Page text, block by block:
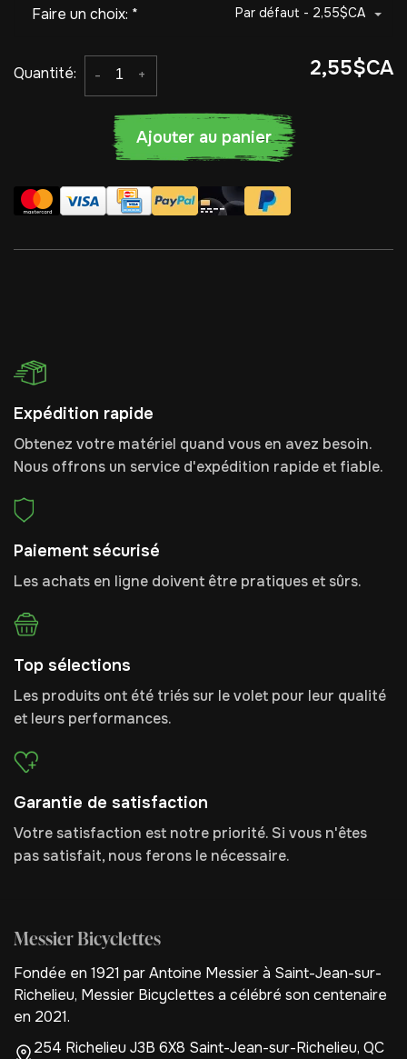
Faire un choix: * Par défaut - 2,55$CA
Quantité: +
- 2,55$CA
Ajouter au panier
Expédition rapide
Obtenez votre matériel quand vous en avez besoin.
Nous offrons un service d'expédition rapide et fiable.
Paiement sécurisé
Les achats en ligne doivent être pratiques et sûrs.
Top sélections
Les produits ont été triés sur le volet pour leur qualité
et leurs performances.
Garantie de satisfaction
Votre satisfaction est notre priorité. Si vous n'êtes
pas satisfait, nous ferons le nécessaire.
Messier Bicyclettes
Fondée en 1921 par Antoine Messier à Saint-Jean-sur-
Richelieu, Messier Bicyclettes a célébré son centenaire
en 2021.
254 Richelieu J3B 6X8 Saint-Jean-sur-Richelieu, QC